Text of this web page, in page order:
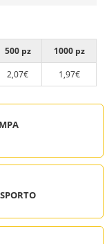
500 pz
1000 pz
2,07€ 1,97€